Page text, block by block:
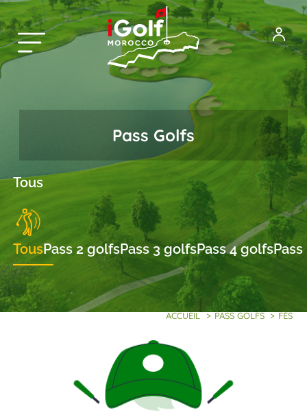
Pass Golfs
Tous
TousPass 2 golfsPass 3 golfsPass 4 golfs
ACCUEIL > PASS GOLFS > FÈS